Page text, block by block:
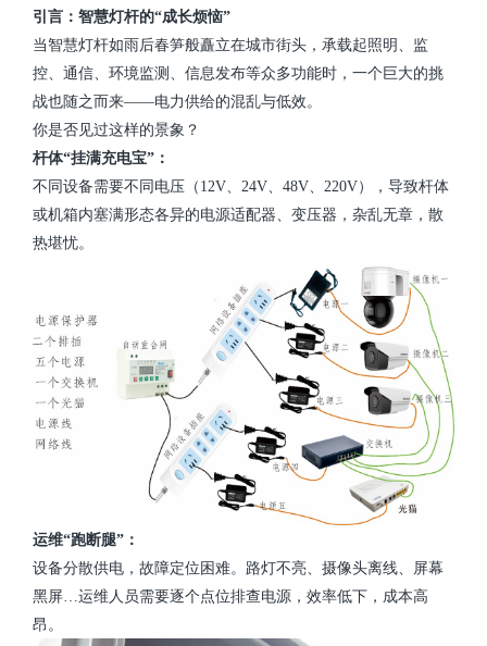
引言：智慧灯杆的“成长烦恼”
当智慧灯杆如雨后春笋般矗立在城市街头，承载起照明、监
控、通信、环境监测、信息发布等众多功能时，一个巨大的挑
战也随之而来——电力供给的混乱与低效。
你是否见过这样的景象？
杆体“挂满充电宝”：
不同设备需要不同电压（12V、24V、48V、220V），导致杆体
或机箱内塞满形态各异的电源适配器、变压器，杂乱无章，散
热堪忧。
运维“跑断腿”：
设备分散供电，故障定位困难。路灯不亮、摄像头离线、屏幕
黑屏…运维人员需要逐个点位排查电源，效率低下，成本高
昂。